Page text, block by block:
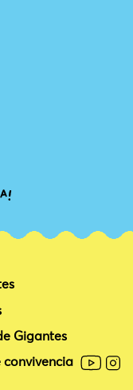
Gigantes
convivencia